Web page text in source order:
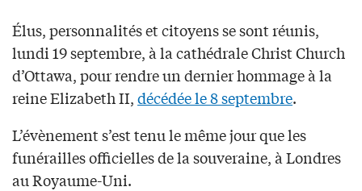
Élus, personnalités et citoyens se sont réunis,
lundi 19 septembre, à la cathédrale Christ Church
d’Ottawa, pour rendre un dernier hommage à la
reine Elizabeth II,décédée le 8 septembre.
L’évènement s’est tenu le même jour que les
funérailles officielles de la souveraine, à Londres
au Royaume-Uni.